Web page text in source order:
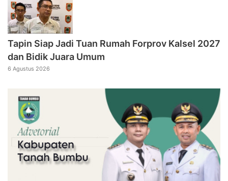
Tapin Siap Jadi Tuan Rumah Forprov Kalsel 2027
dan Bidik Juara Umum
6 Agustus 2026